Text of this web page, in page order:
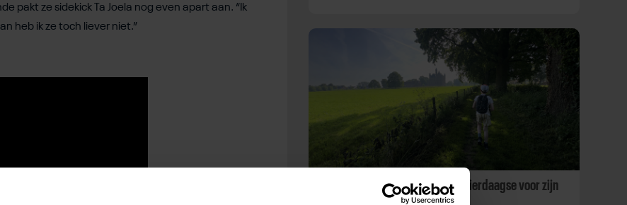
pakt ze sidekick Ta Joela nog even apart aan. “Ik
heb ik ze toch liever niet.”
Slechtziende Boaz wandelt de Vierdaagse voor zijn